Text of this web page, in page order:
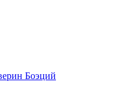
Боэций